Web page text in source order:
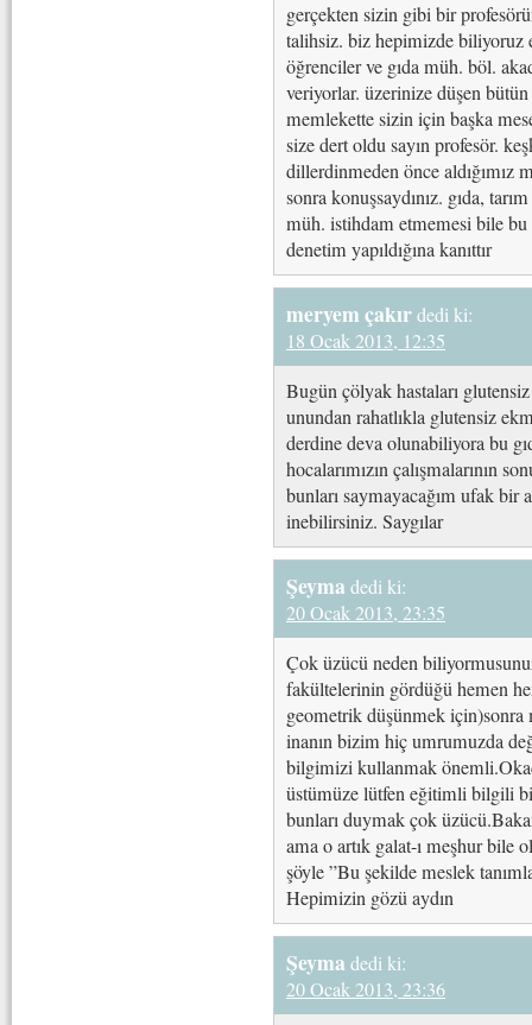
gerçekten sizin gibi bir
talihsiz. biz hepimizde biliyoruz
öğrenciler ve gıda müh. böl.
veriyorlar. üzerinize düşen
memlekette sizin için başka
size dert oldu sayın profesör.
dillerdinmeden önce aldığımız
sonra konuşsaydınız. gıda,
müh. istihdam etmemesi bile
denetim yapıldığına kanıttır
meryem çakırdedi ki:
18 Ocak 2013, 12:35
Bugün çölyak hastaları
unundan rahatlıkla glutensiz
derdine deva olunabiliyora bu
hocalarımızın çalışmalarının
bunları saymayacağım ufak bir
inebilirsiniz. Saygılar
Şeyma dedi ki:
20 Ocak 2013, 23:35
Çok üzücü neden
fakültelerinin gördüğü hemen
geometrik düşünmek için)sonra
inanın bizim hiç umrumuzda
bilgimizi kullanmak
üstümüze lütfen eğitimli bilgili
bunları duymak çok
ama o artık galat-ı meşhur bile
şöyle ”Bu şekilde meslek
Hepimizin gözü aydın
Şeyma dedi ki:
20 Ocak 2013, 23:36